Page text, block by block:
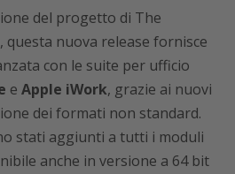
del progetto di The
questa nuova release fornisce
con le suite per ufficio
e Apple iWork, grazie ai nuovi
dei formati non standard.
stati aggiunti a tutti i moduli
anche in versione a 64 bit